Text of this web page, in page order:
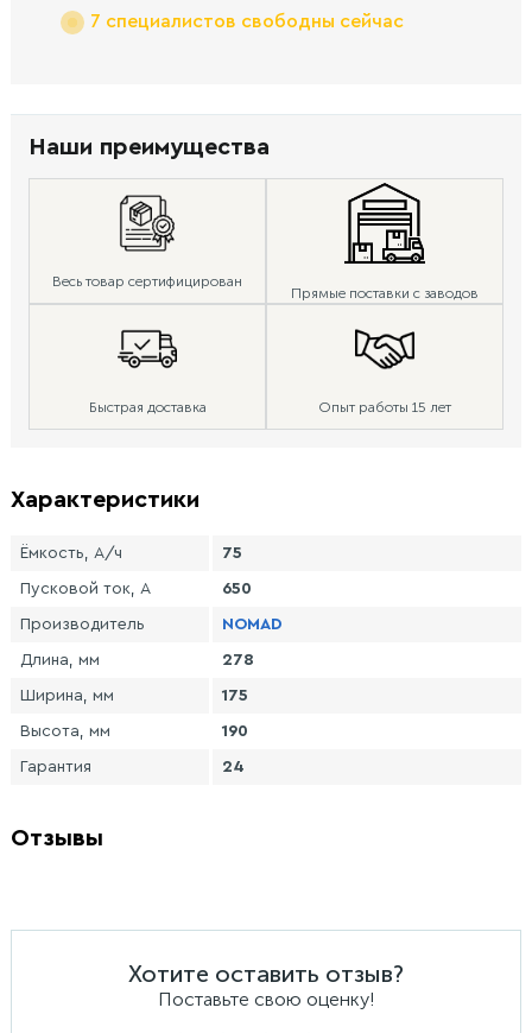
7 специалистов свободны сейчас
Наши преимущества
Весь товар сертифицирован
Прямые поставки с заводов
Быстрая доставка Опыт работы 15 лет
Характеристики
Ёмкость, А/ч 75
Пусковой ток, А 650
Производитель NOMAD
Длина, мм 278
Ширина, мм 175
Высота, мм 190
Гарантия 24
Отзывы
Хотите оставить отзыв?
Поставьте свою оценку!